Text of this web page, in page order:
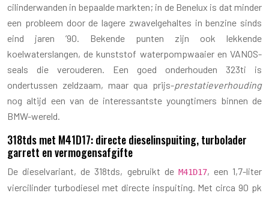
cilinderwanden in bepaalde markten; in de Benelux is dat minder
een probleem door de lagere zwavelgehaltes in benzine sinds
eind jaren ’90. Bekende punten zijn ook lekkende
koelwaterslangen, de kunststof waterpompwaaier en VANOS-
seals die verouderen. Een goed onderhouden 323ti is
ondertussen zeldzaam, maar qua prijs-prestatieverhouding
nog altijd een van de interessantste youngtimers binnen de
BMW-wereld.
318tds met M41D17: directe dieselinspuiting, turbolader
garrett en vermogensafgifte
De dieselvariant, de 318tds, gebruikt de M41D17, een 1,7-liter
viercilinder turbodiesel met directe inspuiting. Met circa 90 pk